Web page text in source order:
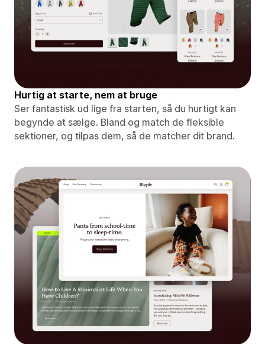
Hurtig at starte, nem at bruge
Ser fantastisk ud lige fra starten, så du hurtigt kan
begynde at sælge. Bland og match de fleksible
sektioner, og tilpas dem, så de matcher dit brand.